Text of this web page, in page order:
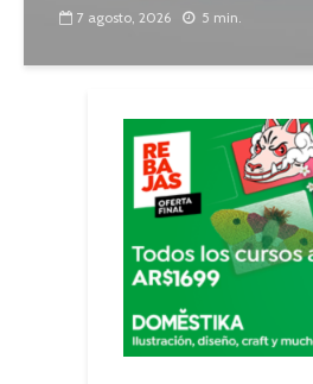
7 agosto, 2026 5 min.